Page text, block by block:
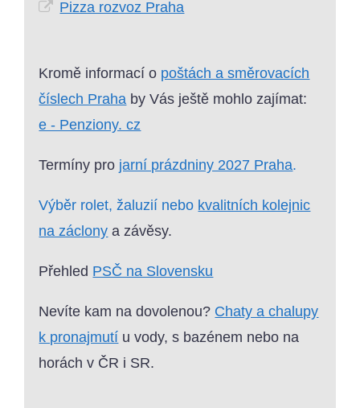
Pizza rozvoz Praha
Kromě informací o poštách a směrovacích
číslech Praha by Vás ještě mohlo zajímat:
e - Penziony. cz
Termíny pro jarní prázdniny 2027 Praha.
Výběr rolet, žaluzií nebo kvalitních kolejnic
na záclony a závěsy.
Přehled PSČ na Slovensku
Nevíte kam na dovolenou? Chaty a chalupy
k pronajmutí u vody, s bazénem nebo na
horách v ČR i SR.